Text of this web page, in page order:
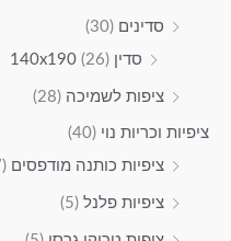
סדינים (30)
סדין 140x190 (26)
ציפות לשמיכה (28)
ציפיות וכריות נוי (40)
ציפיות כותנה מודפסים (17)
ציפיות פלנל (5)